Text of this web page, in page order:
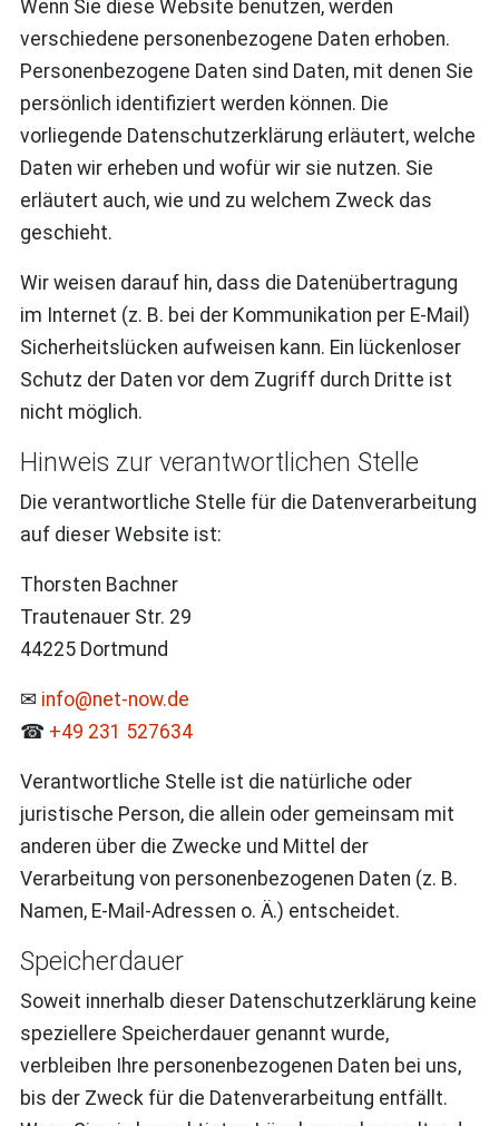
Wenn Sie diese Website benutzen, werden
verschiedene personenbezogene Daten erhoben.
Personenbezogene Daten sind Daten, mit denen Sie
persönlich identifiziert werden können. Die
vorliegende Datenschutzerklärung erläutert, welche
Daten wir erheben und wofür wir sie nutzen. Sie
erläutert auch, wie und zu welchem Zweck das
geschieht.
Wir weisen darauf hin, dass die Datenübertragung
im Internet (z. B. bei der Kommunikation per E-Mail)
Sicherheitslücken aufweisen kann. Ein lückenloser
Schutz der Daten vor dem Zugriff durch Dritte ist
nicht möglich.
Hinweis zur verantwortlichen Stelle
Die verantwortliche Stelle für die Datenverarbeitung
auf dieser Website ist:
Thorsten Bachner
Trautenauer Str. 29
44225 Dortmund
✉ info@net-now.de
☎ +49 231 527634
Verantwortliche Stelle ist die natürliche oder
juristische Person, die allein oder gemeinsam mit
anderen über die Zwecke und Mittel der
Verarbeitung von personenbezogenen Daten (z. B.
Namen, E-Mail-Adressen o. Ä.) entscheidet.
Speicherdauer
Soweit innerhalb dieser Datenschutzerklärung keine
speziellere Speicherdauer genannt wurde,
verbleiben Ihre personenbezogenen Daten bei uns,
bis der Zweck für die Datenverarbeitung entfällt.